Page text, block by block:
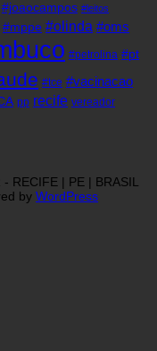
#joaocampos #leitos
#mppe #olinda #oms
#petrolina #pt
#tce #vacinacao
pp recife vereador
RECIFE | PE | BRASIL
by WordPress